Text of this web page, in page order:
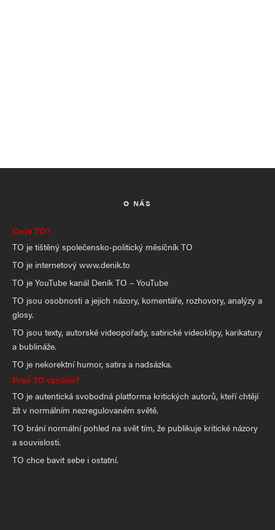
O NÁS
Co je TO?
TO je tištěný společensko-politický měsíčník TO
TO je internetový www.denik.to
TO je YouTube kanál Deník TO – YouTube
TO jsou osobnosti a jejich názory, komentáře, rozhovory, analýzy a
glosy.
TO jsou texty, autorské videopořady, satirické videoklipy, karikatury
a bublináže.
TO je nekorektní humor, satira a nadsázka.
Proč TO vzniklo?
TO je autentická svobodná platforma kritických autorů, kteří chtějí
žít v normálním nezregulovaném světě.
TO brání normální pohled na svět tím, že publikuje kritické názory
a souvislosti.
TO chce bavit sebe i ostatní.